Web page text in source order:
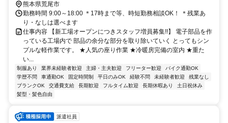
熊本県荒尾市
勤務時間 9:00～18:00 ＊17時まで等、時短勤務相談OK！ ＊残業あ
り・なしは選べます
仕事内容 【新工場オープンにつきスタッフ増員募集!!】 電子部品を作
っている工場内で 部品の余分な部分を取り除いていく とってもシン
プルな軽作業です。 ★人気の座り作業 ★冷暖房完備の室内 ★重た
い...
制服あり 業界未経験者歓迎 主婦・主夫歓迎 フリーター歓迎
バイク通勤OK
学歴不問
車通勤OK 固定時間制 平日のみOK 経験不問 未経験者歓迎
残業なし
ブランクOK
交通費支給 長期歓迎 フルタイム歓迎 長期休暇あり
土日祝休み
髪型・髪色自由
派遣社員